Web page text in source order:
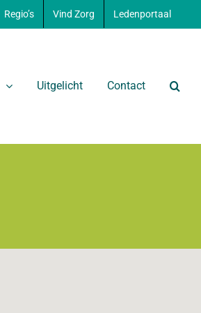
Regio’s Vind Zorg Ledenportaal
Uitgelicht Contact